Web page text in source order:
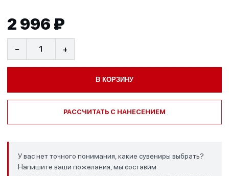
2 996 ₽
− +
В КОРЗИНУ
РАССЧИТАТЬ С НАНЕСЕНИЕМ
У вас нет точного понимания, какие сувениры выбрать?
Напишите ваши пожелания, мы составим